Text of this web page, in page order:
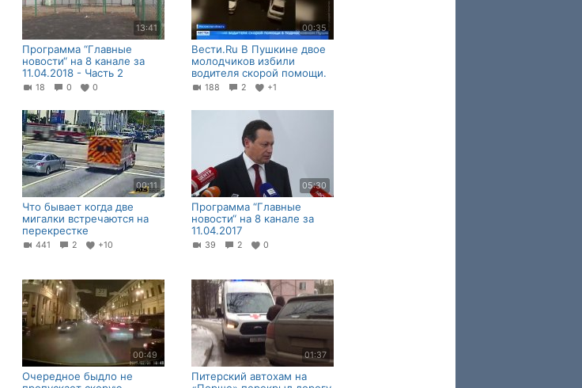
13:41
Программа “Главные
новости“ на 8 канале за
11.04.2018 - Часть 2
18 0 0
00:35
Вести.Ru В Пушкине двое
молодчиков избили
водителя скорой помощи.
188 2 +1
00:11
Что бывает когда две
мигалки встречаются на
перекрестке
441 2 +10
05:30
Программа “Главные
новости“ на 8 канале за
11.04.2017
39 2 0
00:49
Очередное быдло не
01:37
Питерский автохам на